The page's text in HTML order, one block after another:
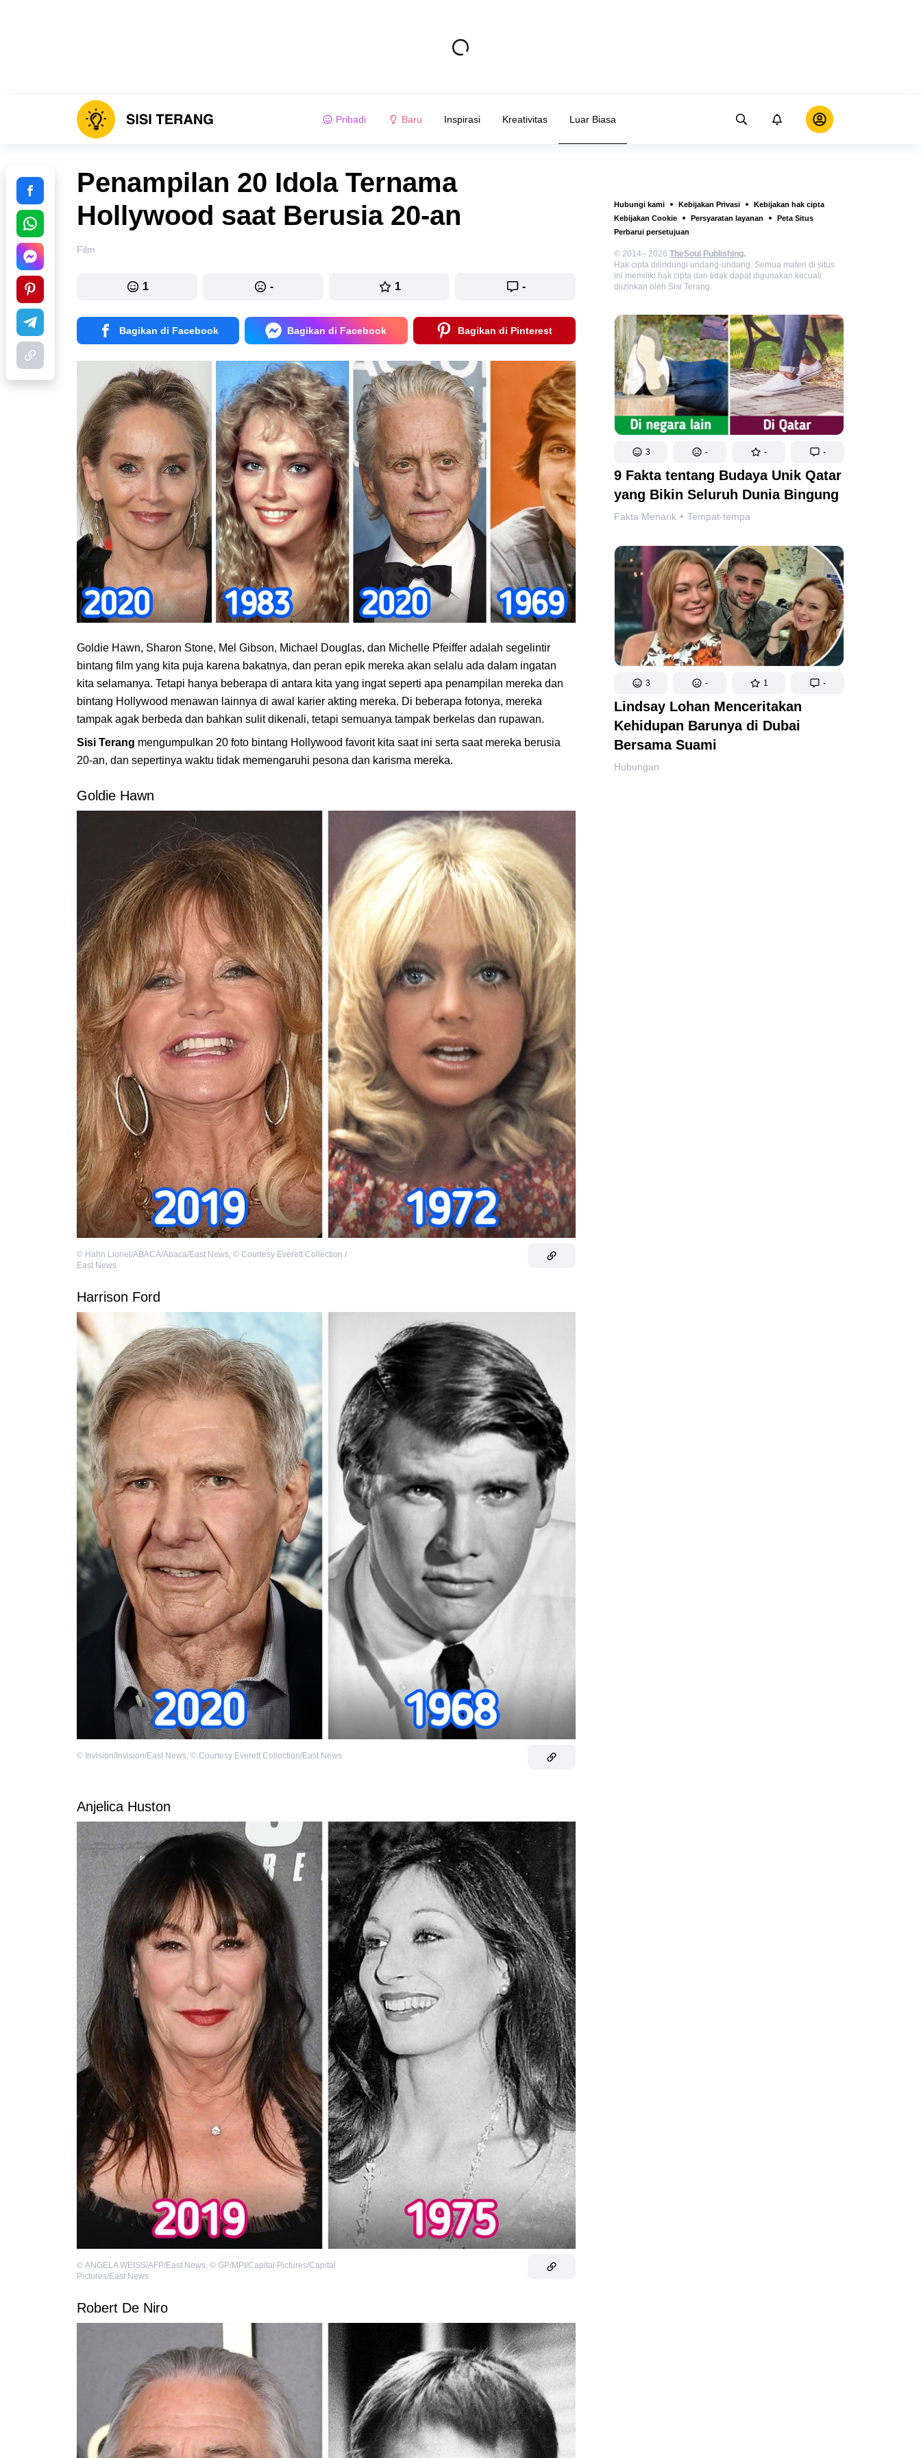
Pribadi Baru Inspirasi Kreativitas Luar Biasa
Hubungi kami Kebijakan Privasi
Kebijakan hak cipta
Kebijakan Cookie
Persyaratan layanan
Peta Situs
Perbarui persetujuan
© 2014– 2026 TheSoul Publishing.
Hak cipta dilindungi undang-undang. Semua materi di situs
ini memiliki hak cipta dan tidak dapat digunakan kecuali
diizinkan oleh Sisi Terang.
3 - - -
9 Fakta tentang Budaya Unik Qatar
yang Bikin Seluruh Dunia Bingung
Fakta Menarik Tempat-tempa
3 - 1 -
Lindsay Lohan Menceritakan
Kehidupan Barunya di Dubai
Bersama Suami
Hubungan
Penampilan 20 Idola Ternama
Hollywood saat Berusia 20-an
Film
1 - 1 -
Bagikan di Facebook Bagikan di Facebook Bagikan di Pinterest
Goldie Hawn, Sharon Stone, Mel Gibson, Michael Douglas, dan Michelle Pfeiffer adalah segelintir
bintang film yang kita puja karena bakatnya, dan peran epik mereka akan selalu ada dalam ingatan
kita selamanya. Tetapi hanya beberapa di antara kita yang ingat seperti apa penampilan mereka dan
bintang Hollywood menawan lainnya di awal karier akting mereka. Di beberapa fotonya, mereka
tampak agak berbeda dan bahkan sulit dikenali, tetapi semuanya tampak berkelas dan rupawan.
Sisi Terang mengumpulkan 20 foto bintang Hollywood favorit kita saat ini serta saat mereka berusia
20-an, dan sepertinya waktu tidak memengaruhi pesona dan karisma mereka.
Goldie Hawn
© Hahn Lionel/ABACA/Abaca/East News, © Courtesy Everett Collection /
East News
Harrison Ford
© Invision/Invision/East News, © Courtesy Everett Collection/East News
Anjelica Huston
© ANGELA WEISS/AFP/East News, © GP/MPI/Capital Pictures/Capital
Pictures/East News
Robert De Niro